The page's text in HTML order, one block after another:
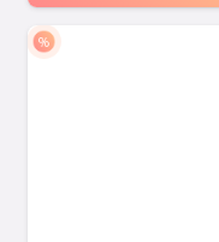
5970 ₽.
%